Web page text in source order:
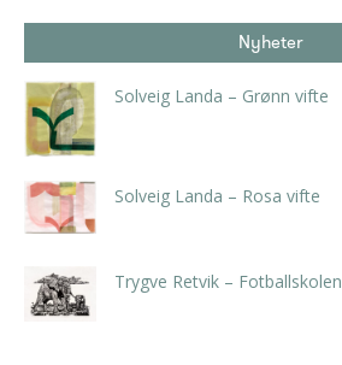
Nyheter
Solveig Landa – Grønn vifte
Solveig Landa – Rosa vifte
Trygve Retvik – Fotballskolen